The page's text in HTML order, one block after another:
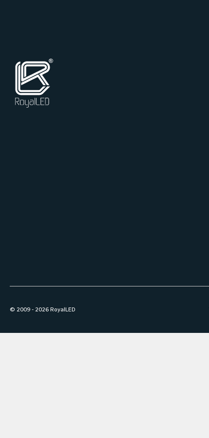
© 2009 - 2026 RoyalLED